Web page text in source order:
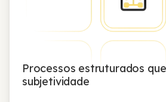
Processos estruturados
subjetividade